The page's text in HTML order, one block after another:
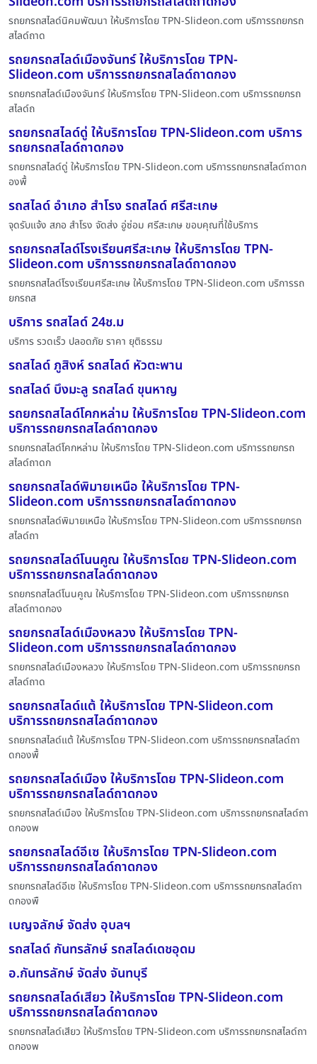
รถยกรถสไลด์นิคมพัฒนา ให้บริการโดย TPN-Slideon.com บริการรถยกรถ
สไลด์ถาด
รถยกรถสไลด์เมืองจันทร์ ให้บริการโดย TPN-
Slideon.com บริการรถยกรถสไลด์ถาดกอง
รถยกรถสไลด์เมืองจันทร์ ให้บริการโดย TPN-Slideon.com บริการรถยกรถ
สไลด์ถ
รถยกรถสไลด์ดู่ ให้บริการโดย TPN-Slideon.com บริการ
รถยกรถสไลด์ถาดกอง
รถยกรถสไลด์ดู่ ให้บริการโดย TPN-Slideon.com บริการรถยกรถสไลด์ถาดก
องพื้
รถสไลด์ อำเภอ สำโรง รถสไลด์ ศรีสะเกษ
จุดรับแจ้ง สภอ สำโรง จัดส่ง อู่ซ่อม ศรีสะเกษ ขอบคุณที่ใช้บริการ
รถยกรถสไลด์โรงเรียนศรีสะเกษ ให้บริการโดย TPN-
Slideon.com บริการรถยกรถสไลด์ถาดกอง
รถยกรถสไลด์โรงเรียนศรีสะเกษ ให้บริการโดย TPN-Slideon.com บริการรถ
ยกรถส
บริการ รถสไลด์ 24ช.ม
บริการ รวดเร็ว ปลอดภัย ราคา ยุติธรรม
รถสไลด์ ภูสิงห์ รถสไลด์ หัวตะพาน
รถสไลด์ บึงมะลู รถสไลด์ ขุนหาญ
รถยกรถสไลด์โคกหล่าม ให้บริการโดย TPN-Slideon.com
บริการรถยกรถสไลด์ถาดกอง
รถยกรถสไลด์โคกหล่าม ให้บริการโดย TPN-Slideon.com บริการรถยกรถ
สไลด์ถาดก
รถยกรถสไลด์พิมายเหนือ ให้บริการโดย TPN-
Slideon.com บริการรถยกรถสไลด์ถาดกอง
รถยกรถสไลด์พิมายเหนือ ให้บริการโดย TPN-Slideon.com บริการรถยกรถ
สไลด์ถา
รถยกรถสไลด์โนนคูณ ให้บริการโดย TPN-Slideon.com
บริการรถยกรถสไลด์ถาดกอง
รถยกรถสไลด์โนนคูณ ให้บริการโดย TPN-Slideon.com บริการรถยกรถ
สไลด์ถาดกอง
รถยกรถสไลด์เมืองหลวง ให้บริการโดย TPN-
Slideon.com บริการรถยกรถสไลด์ถาดกอง
รถยกรถสไลด์เมืองหลวง ให้บริการโดย TPN-Slideon.com บริการรถยกรถ
สไลด์ถาด
รถยกรถสไลด์แต้ ให้บริการโดย TPN-Slideon.com
บริการรถยกรถสไลด์ถาดกอง
รถยกรถสไลด์แต้ ให้บริการโดย TPN-Slideon.com บริการรถยกรถสไลด์ถา
ดกองพื้
รถยกรถสไลด์เมือง ให้บริการโดย TPN-Slideon.com
บริการรถยกรถสไลด์ถาดกอง
รถยกรถสไลด์เมือง ให้บริการโดย TPN-Slideon.com บริการรถยกรถสไลด์ถา
ดกองพ
รถยกรถสไลด์อีเซ ให้บริการโดย TPN-Slideon.com
บริการรถยกรถสไลด์ถาดกอง
รถยกรถสไลด์อีเซ ให้บริการโดย TPN-Slideon.com บริการรถยกรถสไลด์ถา
ดกองพื
เบญจลักษ์ จัดส่ง อุบลฯ
รถสไลด์ กันทรลักษ์ รถสไลด์เดชอุดม
อ.กันทรลักษ์ จัดส่ง จันทบุรี
รถยกรถสไลด์เสียว ให้บริการโดย TPN-Slideon.com
บริการรถยกรถสไลด์ถาดกอง
รถยกรถสไลด์เสียว ให้บริการโดย TPN-Slideon.com บริการรถยกรถสไลด์ถา
ดกองพ